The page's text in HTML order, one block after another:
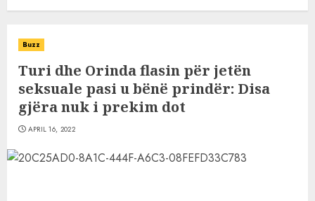
Buzz
Turi dhe Orinda flasin për jetën
seksuale pasi u bënë prindër: Disa
gjëra nuk i prekim dot
APRIL 16, 2022